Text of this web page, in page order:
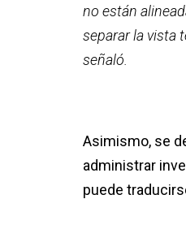
no están
separar la vista
señaló.
Asimismo, se
administrar
puede